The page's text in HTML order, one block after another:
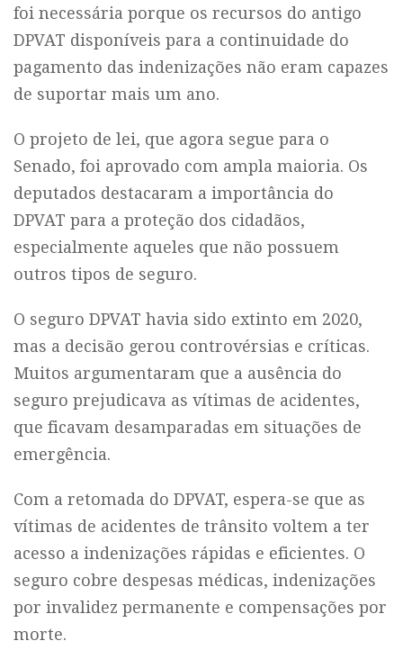
foi necessária porque os recursos do antigo
DPVAT disponíveis para a continuidade do
pagamento das indenizações não eram capazes
de suportar mais um ano.
O projeto de lei, que agora segue para o
Senado, foi aprovado com ampla maioria. Os
deputados destacaram a importância do
DPVAT para a proteção dos cidadãos,
especialmente aqueles que não possuem
outros tipos de seguro.
O seguro DPVAT havia sido extinto em 2020,
mas a decisão gerou controvérsias e críticas.
Muitos argumentaram que a ausência do
seguro prejudicava as vítimas de acidentes,
que ficavam desamparadas em situações de
emergência.
Com a retomada do DPVAT, espera-se que as
vítimas de acidentes de trânsito voltem a ter
acesso a indenizações rápidas e eficientes. O
seguro cobre despesas médicas, indenizações
por invalidez permanente e compensações por
morte.